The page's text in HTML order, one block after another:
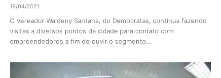
19/04/2021
O vereador Waldeny Santana, do Democratas, continua fazendo
visitas a diversos pontos da cidade para contato com
empreendedores a fim de ouvir o segmento...